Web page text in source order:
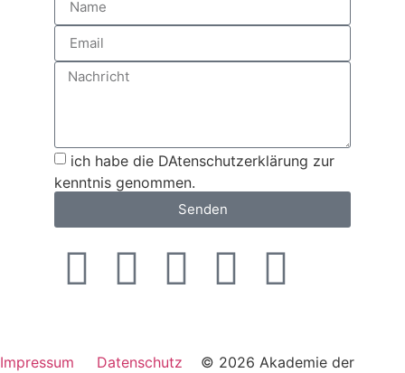
ich habe die DAtenschutzerklärung zur
kenntnis genommen.
Senden
Impressum Datenschutz © 2026 Akademie der